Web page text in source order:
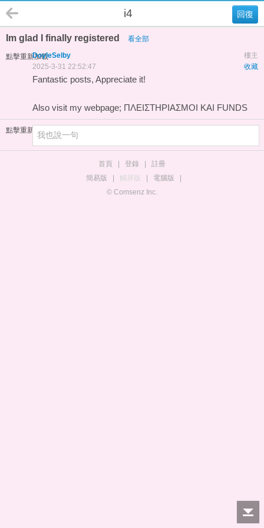
回復
i4
Im glad I finally registered 看全部
點擊重新加載 樓主
DoyleSelby
收藏
2025-3-31 22:52:47
Fantastic posts, Appreciate it!
Also visit my webpage; ΠΛΕΙΣΤΗΡΙΑΣΜΟΙ ΚΑΙ FUNDS
點擊重新加載
首頁 登錄
註冊
簡易版
觸屏版 電腦版
© Comsenz Inc.